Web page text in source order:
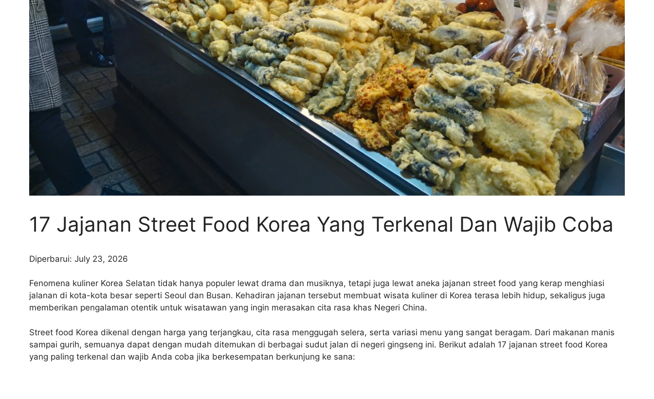
17 Jajanan Street Food Korea Yang Terkenal Dan Wajib Coba
Diperbarui: July 23, 2026
Fenomena kuliner Korea Selatan tidak hanya populer lewat drama dan musiknya, tetapi juga lewat aneka jajanan street food yang kerap menghiasi
jalanan di kota-kota besar seperti Seoul dan Busan. Kehadiran jajanan tersebut membuat wisata kuliner di Korea terasa lebih hidup, sekaligus juga
memberikan pengalaman otentik untuk wisatawan yang ingin merasakan cita rasa khas Negeri China.
Street food Korea dikenal dengan harga yang terjangkau, cita rasa menggugah selera, serta variasi menu yang sangat beragam. Dari makanan manis
sampai gurih, semuanya dapat dengan mudah ditemukan di berbagai sudut jalan di negeri gingseng ini. Berikut adalah 17 jajanan street food Korea
yang paling terkenal dan wajib Anda coba jika berkesempatan berkunjung ke sana: